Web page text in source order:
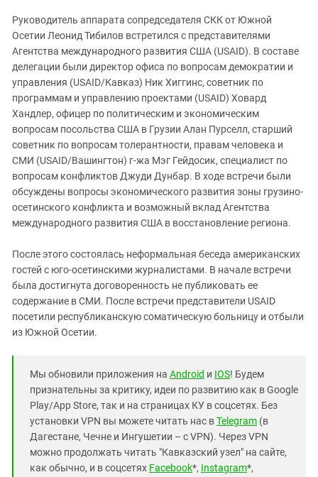
КАВКАЗ ЗА ПАЛЕСТИНУ
ИНАКОМЫСЛИЕ В ЧЕЧНЕ
ПРЕСЛЕДОВАНИЕ АКТИВИСТОВ
МОБИЛИЗАЦИЯ И ПРОТЕСТЫ
Ингушетия
Кабардино-Балкария
Калмыкия
Карачаево-Черкесия
Краснодарский край
Нагорный Карабах
Российская Федерация
Ростовская область
Северная Осетия - Алания
СКФО
Ставропольский край
Чечня
Южная Осетия
Южный Кавказ
Руководитель аппарата сопредседателя СКК от Южной
Осетии Леонид Тибилов встретился с представителями
Агентства международного развития США (USAID). В составе
делегации были директор офиса по вопросам демократии и
управления (USAID/Кавказ) Ник Хиггинс, советник по
программам и управлению проектами (USAID) Ховард
Хандлер, офицер по политическим и экономическим
вопросам посольства США в Грузии Алан Пурселл, старший
советник по вопросам толерантности, правам человека и
СМИ (USAID/Вашингтон) г-жа Мэг Гейдосик, специалист по
вопросам конфликтов Джуди Дунбар. В ходе встречи были
обсуждены вопросы экономического развития зоны грузино-
осетинского конфликта и возможный вклад Агентства
международного развития США в восстановление региона.
После этого состоялась неформальная беседа американских
гостей с юго-осетинскими журналистами. В начале встречи
была достигнута договоренность не публиковать ее
содержание в СМИ. После встречи представители USAID
посетили республиканскую соматическую больницу и отбыли
из Южной Осетии.
Мы обновили приложения на Android и IOS! Будем
признательны за критику, идеи по развитию как в Google
Play/App Store, так и на страницах КУ в соцсетях. Без
установки VPN вы можете читать нас вTelegram (в
Дагестане, Чечне и Ингушетии – с VPN). Через VPN
можно продолжать читать "Кавказский узел" на сайте,
как обычно, и в соцсетях Facebook*, Instagram*,